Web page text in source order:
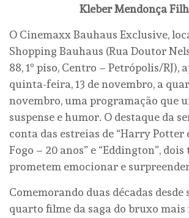
Kleber Mendonça
O Cinemaxx Bauhaus Exclusive,
Shopping Bauhaus (Rua Doutor
88, 1º piso, Centro – Petrópolis/RJ),
quinta-feira, 13 de novembro, a
novembro, uma programação que
suspense e humor. O destaque da
conta das estreias de “Harry Potter
Fogo – 20 anos” e “Eddington”,
prometem emocionar e
Comemorando duas décadas desde
quarto filme da saga do bruxo mais